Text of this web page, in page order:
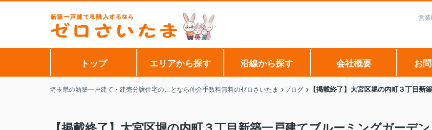
営
トップ エリアから探す 沿線から探す 会社概要 お
埼玉県の新築一戸建て・建売分譲住宅のことなら仲介手数料無料のゼロさいたま ブログ 【掲載終了】大宮区堀の内町３丁目新